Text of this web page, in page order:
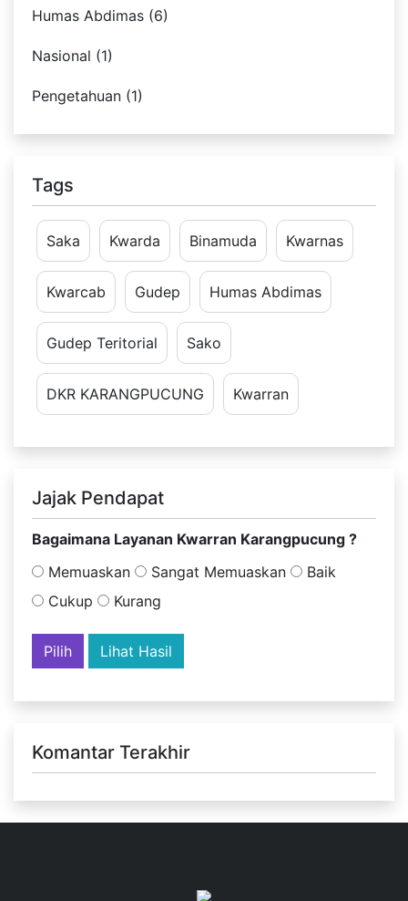
Humas Abdimas (6)
Nasional (1)
Pengetahuan (1)
Tags
Saka Kwarda Binamuda Kwarnas
Kwarcab Gudep Humas Abdimas
Gudep Teritorial Sako
DKR KARANGPUCUNG Kwarran
Jajak Pendapat
Bagaimana Layanan Kwarran Karangpucung ?
Memuaskan
Sangat Memuaskan
Baik
Cukup
Kurang
Lihat Hasil
Komantar Terakhir